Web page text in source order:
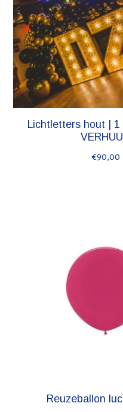
Lichtletters hout | 1
€90,00
Reuzeballon